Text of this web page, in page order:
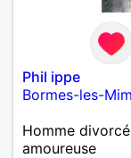
Phil ippe
Bormes-les-
Homme
amoureuse